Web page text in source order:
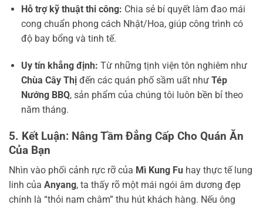
Hỗ trợ kỹ thuật thi công: Chia sẻ bí quyết làm đao mái
cong chuẩn phong cách Nhật/Hoa, giúp công trình có
độ bay bổng và tinh tế.
Uy tín khẳng định: Từ những tịnh viện tôn nghiêm như
Chùa Cây Thịđến các quán phố sầm uất như Tép
Nướng BBQ, sản phẩm của chúng tôi luôn bền bỉ theo
năm tháng.
5. Kết Luận: Nâng Tầm Đẳng Cấp Cho Quán Ăn
Của Bạn
Nhìn vào phối cảnh rực rỡ của Mì Kung Fu hay thực tế lung
linh của Anyang, ta thấy rõ một mái ngói âm dương đẹp
chính là “thỏi nam châm” thu hút khách hàng. Nếu ông